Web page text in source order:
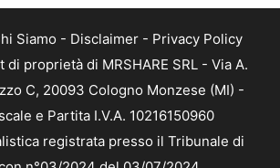
Siamo - Disclaimer - Privacy Policy
di proprietà di MRSHARE SRL - Via A.
C, 20093 Cologno Monzese (MI) -
e Partita I.V.A. 10216150960
registrata presso il Tribunale di